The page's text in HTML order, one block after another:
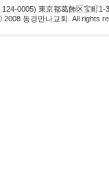
0005) 東京都葛飾区宝町1-
동경만나교회. All rights